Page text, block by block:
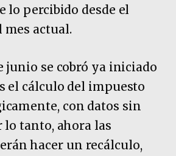
lo percibido desde el
actual.
junio se cobró ya iniciado
el cálculo del impuesto
con datos sin
lo tanto, ahora las
hacer un recálculo,